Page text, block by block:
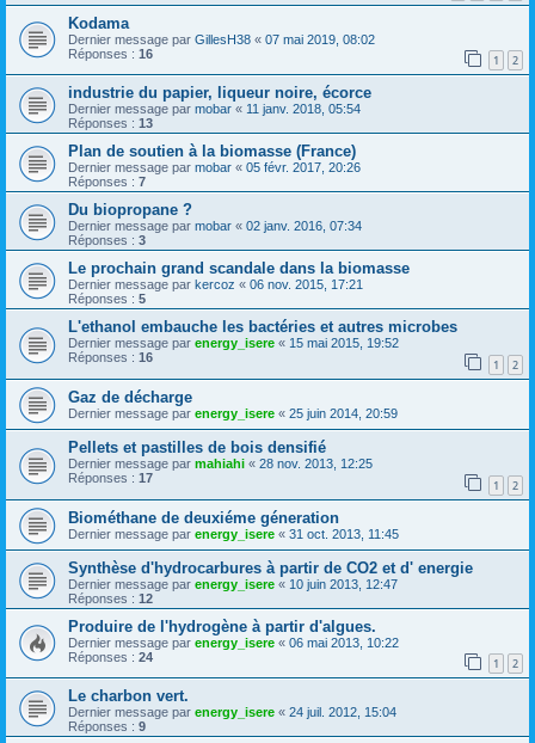
Kodama
Dernier message par GillesH38 « 07 mai 2019, 08:02
Réponses : 16 1 2
industrie du papier, liqueur noire, écorce
Dernier message par mobar « 11 janv. 2018, 05:54
Réponses : 13
Plan de soutien à la biomasse (France)
Dernier message par mobar « 05 févr. 2017, 20:26
Réponses : 7
Du biopropane ?
Dernier message par mobar « 02 janv. 2016, 07:34
Réponses : 3
Le prochain grand scandale dans la biomasse
Dernier message par kercoz « 06 nov. 2015, 17:21
Réponses : 5
L'ethanol embauche les bactéries et autres microbes
Dernier message par energy_isere « 15 mai 2015, 19:52
Réponses : 16 1 2
Gaz de décharge
Dernier message par energy_isere « 25 juin 2014, 20:59
Pellets et pastilles de bois densifié
Dernier message par mahiahi « 28 nov. 2013, 12:25
Réponses : 17 1 2
Biométhane de deuxiéme géneration
Dernier message par energy_isere « 31 oct. 2013, 11:45
Synthèse d'hydrocarbures à partir de CO2 et d' energie
Dernier message par energy_isere « 10 juin 2013, 12:47
Réponses : 12
Produire de l'hydrogène à partir d'algues.
Dernier message par energy_isere « 06 mai 2013, 10:22
Réponses : 24 1 2
Le charbon vert.
Dernier message par energy_isere « 24 juil. 2012, 15:04
Réponses : 9